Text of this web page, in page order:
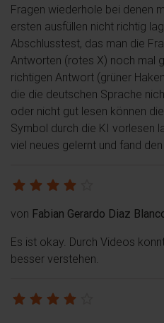
Fragen wiederhole bei denen
ersten ausfüllen nicht richtig
Abschlusstest, das man die
Antworten (rotes X) noch mal
richtigen Antwort (grüner
die die deutschen Sprache
oder nicht gut lesen können
Symbol durch die KI vorlesen
viel neues gelernt und fand
von Fabian Gerardo Diaz
Es ist okay. Durch Videos
besser verstehen.